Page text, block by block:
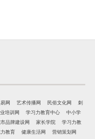
网 艺术传播网 民俗文化网
刺
培训网 学习力教育中心
中小学
品牌建设网 家长学院
学习力教
教育 健康生活网
营销策划网